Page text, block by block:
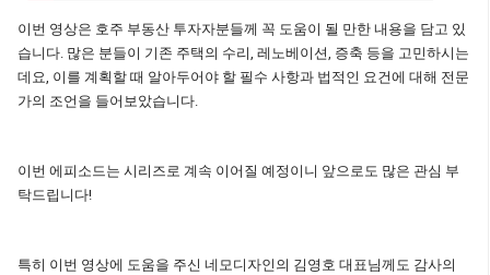
이번 영상은 호주 부동산 투자자분들께 꼭 도움이 될 만한 내용을 담고 있
습니다. 많은 분들이 기존 주택의 수리, 레노베이션, 증축 등을 고민하시는
데요, 이를 계획할 때 알아두어야 할 필수 사항과 법적인 요건에 대해 전문
가의 조언을 들어보았습니다.
이번 에피소드는 시리즈로 계속 이어질 예정이니 앞으로도 많은 관심 부
탁드립니다!
특히 이번 영상에 도움을 주신 네모디자인의 김영호 대표님께도 감사의